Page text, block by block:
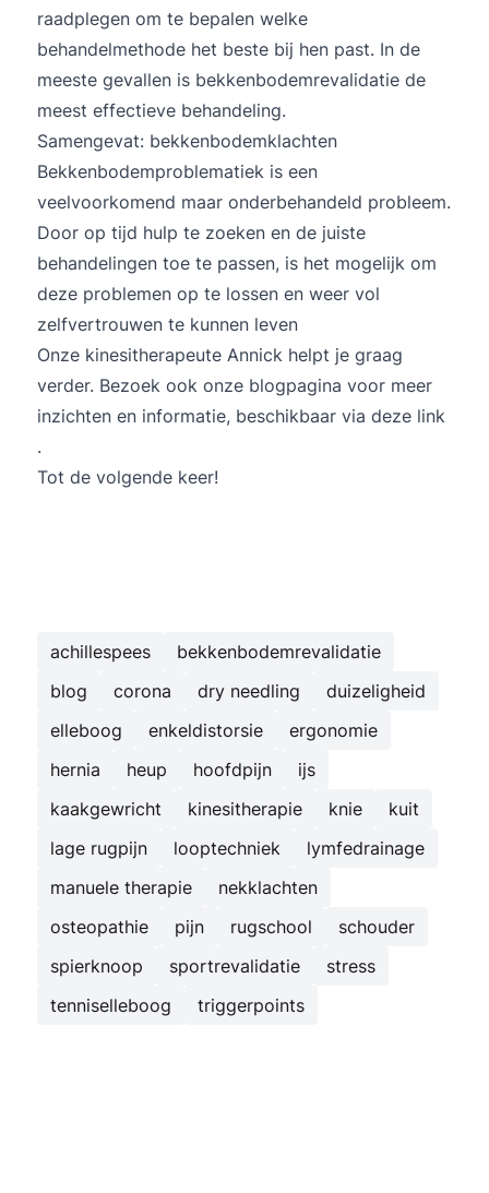
raadplegen om te bepalen welke
behandelmethode het beste bij hen past. In de
meeste gevallen is bekkenbodemrevalidatie de
meest effectieve behandeling.
Samengevat: bekkenbodemklachten
Bekkenbodemproblematiek is een
veelvoorkomend maar onderbehandeld probleem.
Door op tijd hulp te zoeken en de juiste
behandelingen toe te passen, is het mogelijk om
deze problemen op te lossen en weer vol
zelfvertrouwen te kunnen leven
Onze kinesitherapeute Annick helpt je graag
verder. Bezoek ook onze blogpagina voor meer
inzichten en informatie, beschikbaar via deze link
.
Tot de volgende keer!
achillespees
bekkenbodemrevalidatie
blog
corona dry needling
duizeligheid
elleboog
enkeldistorsie
ergonomie
hernia
heup hoofdpijn
ijs
kaakgewricht
kinesitherapie knie
kuit
lage rugpijn
looptechniek
lymfedrainage
manuele therapie
nekklachten
osteopathie
pijn rugschool
schouder
spierknoop
sportrevalidatie
stress
tenniselleboog
triggerpoints